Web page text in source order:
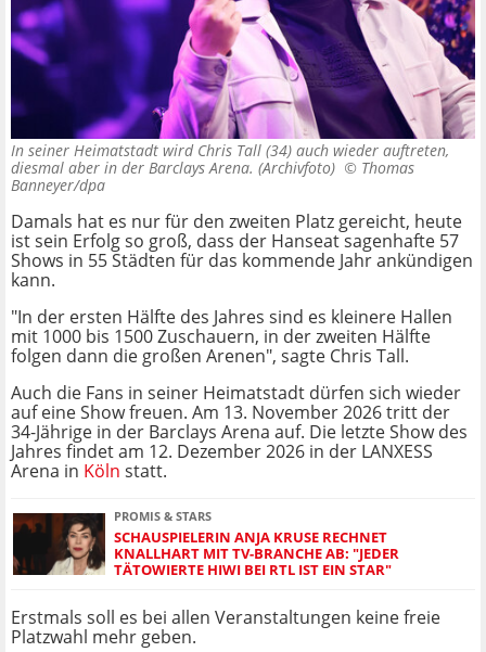
In seiner Heimatstadt wird Chris Tall (34) auch wieder auftreten,
diesmal aber in der Barclays Arena. (Archivfoto) © Thomas
Banneyer/dpa
Damals hat es nur für den zweiten Platz gereicht, heute
ist sein Erfolg so groß, dass der Hanseat sagenhafte 57
Shows in 55 Städten für das kommende Jahr ankündigen
kann.
"In der ersten Hälfte des Jahres sind es kleinere Hallen
mit 1000 bis 1500 Zuschauern, in der zweiten Hälfte
folgen dann die großen Arenen", sagte Chris Tall.
Auch die Fans in seiner Heimatstadt dürfen sich wieder
auf eine Show freuen. Am 13. November 2026 tritt der
34-Jährige in der Barclays Arena auf. Die letzte Show des
Jahres findet am 12. Dezember 2026 in der LANXESS
Arena in Köln statt.
PROMIS & STARS
SCHAUSPIELERIN ANJA KRUSE RECHNET
KNALLHART MIT TV-BRANCHE AB: "JEDER
TÄTOWIERTE HIWI BEI RTL IST EIN STAR"
Erstmals soll es bei allen Veranstaltungen keine freie
Platzwahl mehr geben.